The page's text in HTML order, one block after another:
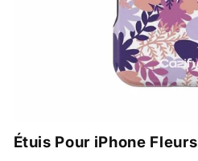
Étuis Pour iPhone Fleurs